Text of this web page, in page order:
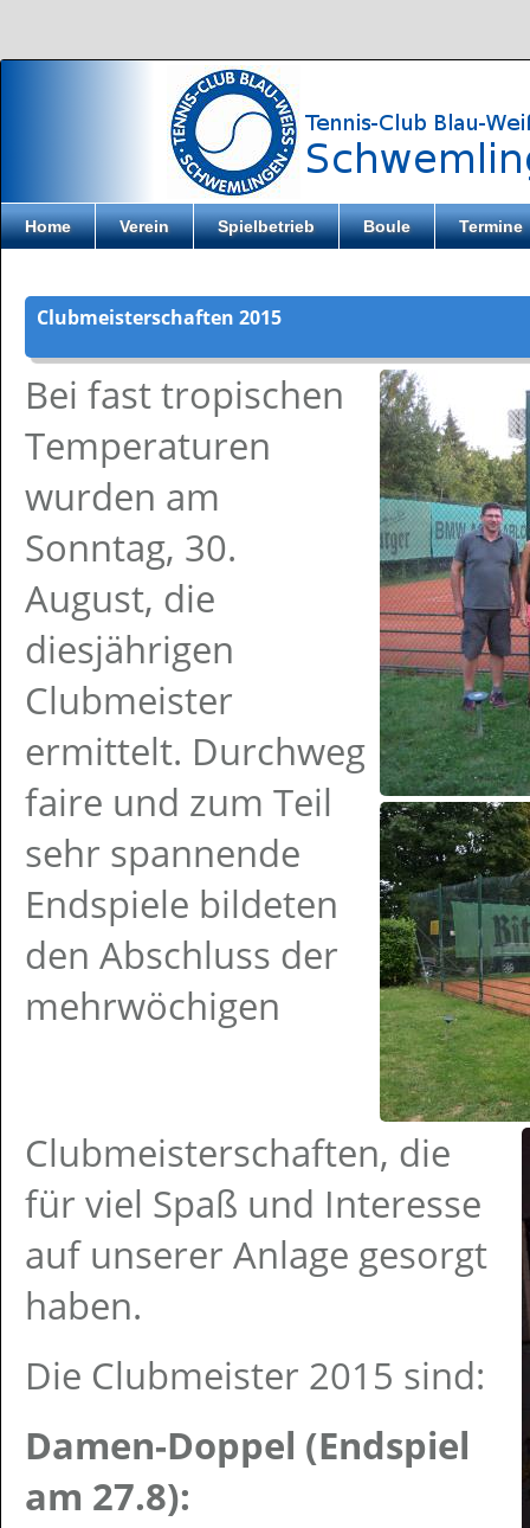
Direkt zum Inhalt
Home Verein Spielbetrieb Boule Termine
Clubmeisterschaften 2015
Bei fast tropischen
Temperaturen
wurden am
Sonntag, 30.
August, die
diesjährigen
Clubmeister
ermittelt. Durchweg
faire und zum Teil
sehr spannende
Endspiele bildeten
den Abschluss der
mehrwöchigen
Clubmeisterschaften, die
für viel Spaß und Interesse
auf unserer Anlage gesorgt
haben.
Die Clubmeister 2015 sind:
Damen-Doppel (Endspiel
am 27.8):